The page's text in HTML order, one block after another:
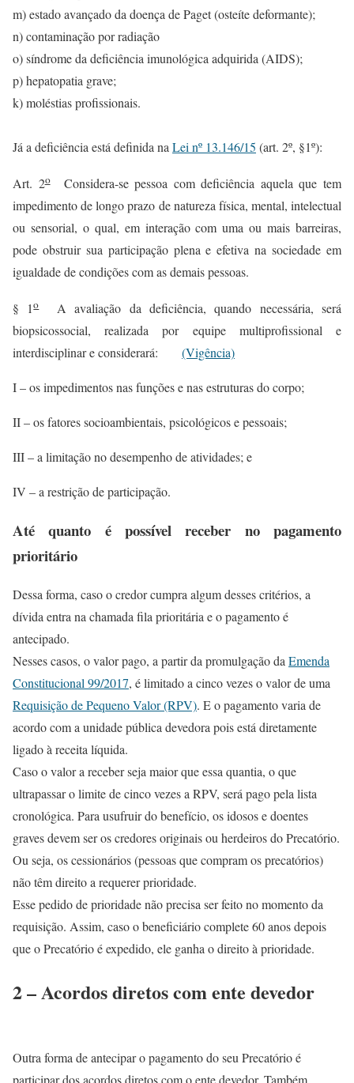
m) estado avançado da doença de Paget (osteíte deformante);
n) contaminação por radiação
o) síndrome da deficiência imunológica adquirida (AIDS);
p) hepatopatia grave;
k) moléstias profissionais.
Já a deficiência está definida na Lei nº 13.146/15 (art. 2º, §1º):
Art. 2oConsidera-se pessoa com deficiência aquela que tem
impedimento de longo prazo de natureza física, mental, intelectual
ou sensorial, o qual, em interação com uma ou mais barreiras,
pode obstruir sua participação plena e efetiva na sociedade em
igualdade de condições com as demais pessoas.
§ 1oA avaliação da deficiência, quando necessária, será
biopsicossocial, realizada por equipe multiprofissional e
interdisciplinar e considerará: (Vigência)
I – os impedimentos nas funções e nas estruturas do corpo;
II – os fatores socioambientais, psicológicos e pessoais;
III – a limitação no desempenho de atividades; e
IV – a restrição de participação.
Até quanto é possível receber no pagamento
prioritário
Dessa forma, caso o credor cumpra algum desses critérios, a
dívida entra na chamada fila prioritária e o pagamento é
antecipado.
Nesses casos, o valor pago, a partir da promulgação da Emenda
Constitucional 99/2017, é limitado a cinco vezes o valor de uma
Requisição de Pequeno Valor (RPV). E o pagamento varia de
acordo com a unidade pública devedora pois está diretamente
ligado à receita líquida.
Caso o valor a receber seja maior que essa quantia, o que
ultrapassar o limite de cinco vezes a RPV, será pago pela lista
cronológica. Para usufruir do benefício, os idosos e doentes
graves devem ser os credores originais ou herdeiros do Precatório.
Ou seja, os cessionários (pessoas que compram os precatórios)
não têm direito a requerer prioridade.
Esse pedido de prioridade não precisa ser feito no momento da
requisição. Assim, caso o beneficiário complete 60 anos depois
que o Precatório é expedido, ele ganha o direito à prioridade.
2 – Acordos diretos com ente devedor
Outra forma de antecipar o pagamento do seu Precatório é
participar dos acordos diretos com o ente devedor. Também